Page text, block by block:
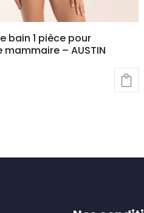
bain 1 pièce pour
– AUSTIN